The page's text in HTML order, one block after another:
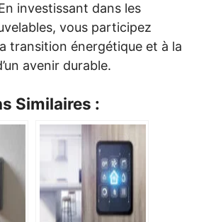
investissant dans les
vous participez
transition énergétique et à la
avenir durable.
Similaires :